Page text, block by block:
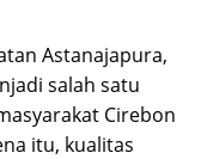
Astanajapura,
salah satu
Cirebon
itu, kualitas